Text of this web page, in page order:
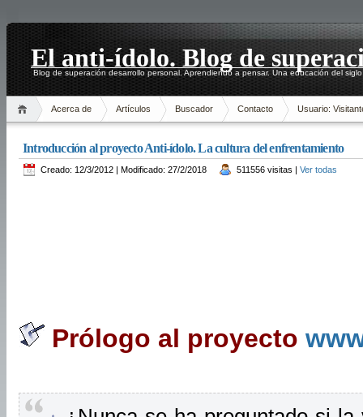
El anti-ídolo. Blog de
Blog de superación desarrollo personal. Aprendiendo a pensar. Una educación del
Acerca de Artículos Buscador Contacto Usuario:
Introducción al proyecto Anti-ídolo. La cultura del enfrentamiento
Creado: 12/3/2012 | Modificado: 27/2/2018 511556 visitas | Ver todas
Prólogo al proyecto